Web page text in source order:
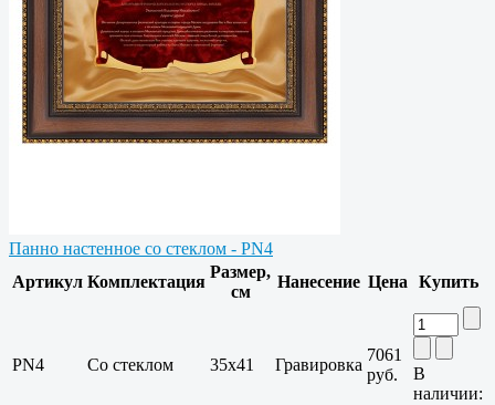
Панно настенное со стеклом - PN4
Артикул Комплектация
Размер,
см
Нанесение Цена Купить
PN4 Со стеклом 35х41 Гравировка
7061
руб.
В
наличии: